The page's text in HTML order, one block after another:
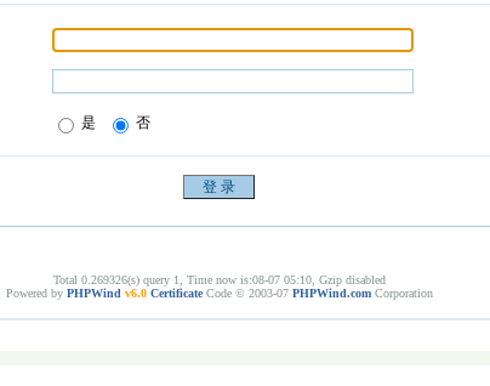
是 否
Total 0.269326(s) query 1, Time now is:08-07 05:10, Gzip disabled
Powered by PHPWind v6.0 Certificate Code © 2003-07 PHPWind.com Corporation